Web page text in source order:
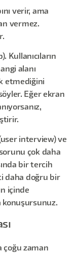
verir, ama
vermez.
Kullanıcıların
alanı
etmediğini
Eğer ekran
interview) ve
çok daha
bir tercih
daha doğru bir
içinde
konuşursunuz.
çoğu zaman